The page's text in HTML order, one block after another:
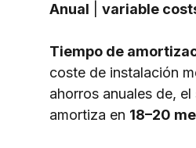
Anual
variable
Tiempo de
coste de instalación
ahorros anuales de, el
amortiza en 18–20